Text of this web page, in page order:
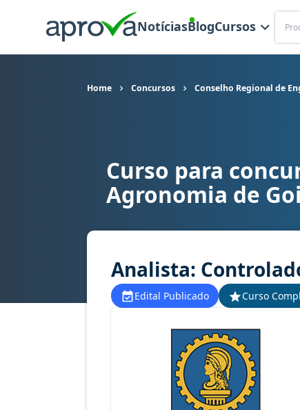
NotíciasBlogCursos
Buscar
Home Concursos Conselho Regional de
Curso para concurso CREA GO - Conselho
Curso para
Agronomia de
Analista:
Edital Publicado Curso